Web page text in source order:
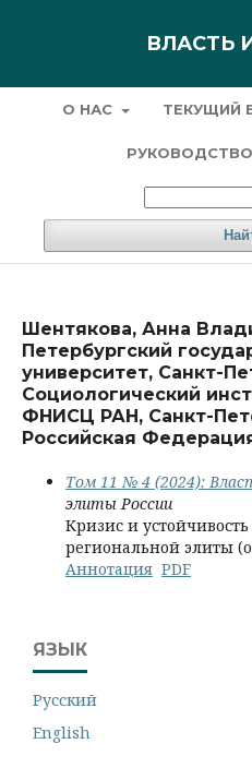
ВЛАСТЬ
О НАС ТЕКУЩИЙ
Шентякова, Анна
Петербургский
университет, Санкт-
Социологический
ФНИСЦ РАН, Санкт-
Российская
Том 11 № 4 (2024):
элиты России
Кризис и
региональной элиты
Аннотация PDF
ЯЗЫК
Русский
English